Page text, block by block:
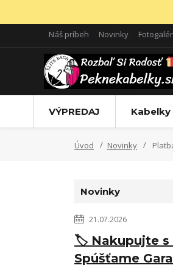
Náš príbeh Novinky
VÝPREDAJ Kabelky
Úvod Novinky
Novinky
21.07.2026
🏷️ Nakupujte s
Spúšťame